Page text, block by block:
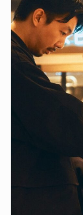
Community